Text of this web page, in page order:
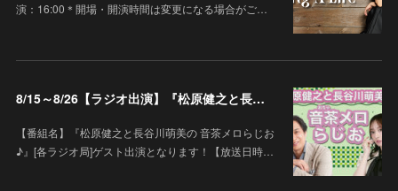
演：16:00＊開場・開演時間は変更になる場合がご…
8/15～8/26【ラジオ出演】『松原健之と長谷川萌美の 音茶メロらじお♪』
【番組名】『松原健之と長谷川萌美の 音茶メロらじお
♪』[各ラジオ局]ゲスト出演となります！【放送日時…